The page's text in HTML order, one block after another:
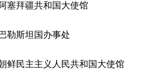
塞拜疆共和国大使馆
勒斯坦国办事处
鲜民主主义人民共和国大使馆